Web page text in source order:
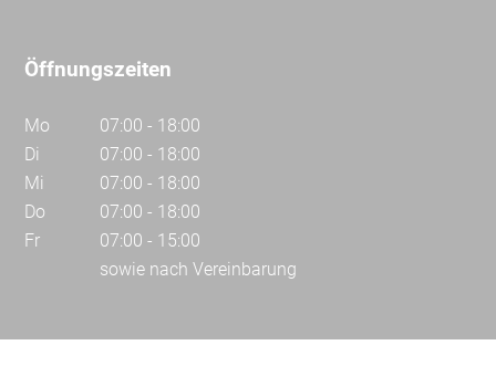
Öffnungszeiten
Mo
07:00 - 18:00
Di
07:00 - 18:00
Mi
07:00 - 18:00
Do
07:00 - 18:00
Fr
07:00 - 15:00
sowie nach Vereinbarung